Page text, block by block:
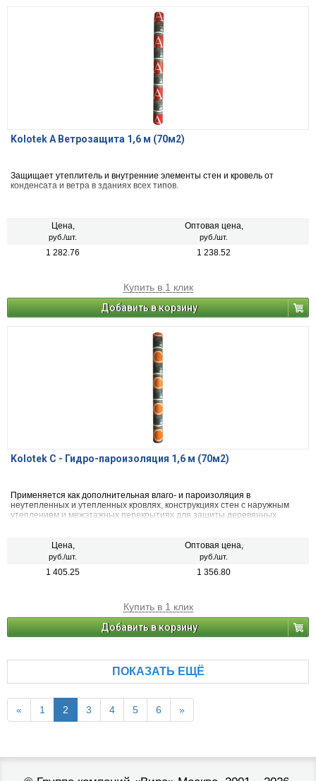
Kolotek А Ветрозащита 1,6 м (70м2)
Защищает утеплитель и внутренние элементы стен и кровель от
конденсата и ветра в зданиях всех типов.
Цена,
руб./шт.
Оптовая цена,
руб./шт.
1 282.76 1 238.52
Купить в 1 клик
Добавить в корзину
Kolotek С - Гидро-пароизоляция 1,6 м (70м2)
Применяется как дополнительная влаго- и пароизоляция в
неутепленных и утепленных кровлях, конструкциях стен с наружным
утеплением и межэтажных перекрытиях для защиты деревянных
Цена,
руб./шт.
Оптовая цена,
руб./шт.
1 405.25 1 356.80
Купить в 1 клик
Добавить в корзину
ПОКАЗАТЬ ЕЩЁ
« 1 2 3 4 5 6 »